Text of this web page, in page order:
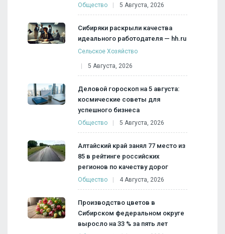
Общество 5 Августа, 2026
Сибиряки раскрыли качества
идеального работодателя — hh.ru
Сельское Хозяйство
5 Августа, 2026
Деловой гороскоп на 5 августа:
космические советы для
успешного бизнеса
Общество 5 Августа, 2026
Алтайский край занял 77 место из
85 в рейтинге российских
регионов по качеству дорог
Общество 4 Августа, 2026
Производство цветов в
Сибирском федеральном округе
выросло на 33 % за пять лет